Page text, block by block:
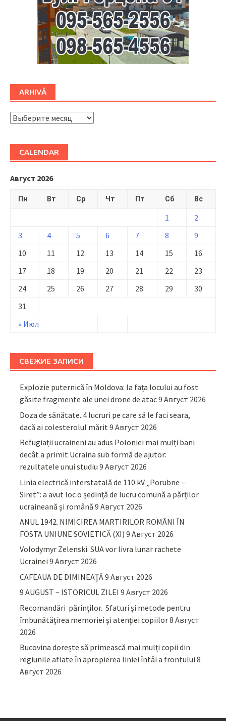
ARHIVĂ
ARHIVĂ
CALENDAR
Август 2026
Пн Вт Ср Чт Пт Сб Вс
« Июл
1
2
3
4 5 6 7 8
9
10
11 12 13 14 15
16
17
18 19 20 21 22
23
24
25 26 27 28 29
30
31
СВЕЖИЕ ЗАПИСИ
Explozie puternică în Moldova: la fața locului au fost
găsite fragmente ale unei drone de atac9 Август 2026
Doza de sănătate. 4 lucruri pe care să le faci seara,
dacă ai colesterolul mărit 9 Август 2026
Refugiații ucraineni au adus Poloniei mai mulți bani
decât a primit Ucraina sub formă de ajutor:
rezultatele unui studiu 9 Август 2026
Linia electrică interstatală de 110 kV „Porubne –
Siret”: a avut loc o ședință de lucru comună a părților
ucraineană și română 9 Август 2026
ANUL 1942. NIMICIREA MARTIRILOR ROMÂNI ÎN
FOSTA UNIUNE SOVIETICĂ (XI) 9 Август 2026
Volodymyr Zelenski: SUA vor livra lunar rachete
Ucrainei 9 Август 2026
CAFEAUA DE DIMINEAȚĂ9 Август 2026
9 AUGUST – ISTORICUL ZILEI 9 Август 2026
Recomandări părinţilor. Sfaturi și metode pentru
îmbunătățirea memoriei și atenției copiilor8 Август
2026
Bucovina dorește să primească mai mulți copii din
regiunile aflate în apropierea liniei întâi a frontului 8
Август 2026